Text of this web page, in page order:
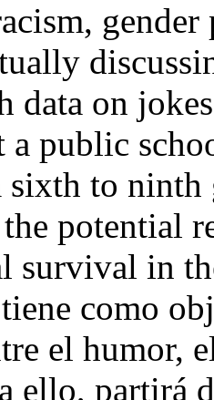
data on
a public
to ninth
potential
survival in
como
el humor,
ello, partirá